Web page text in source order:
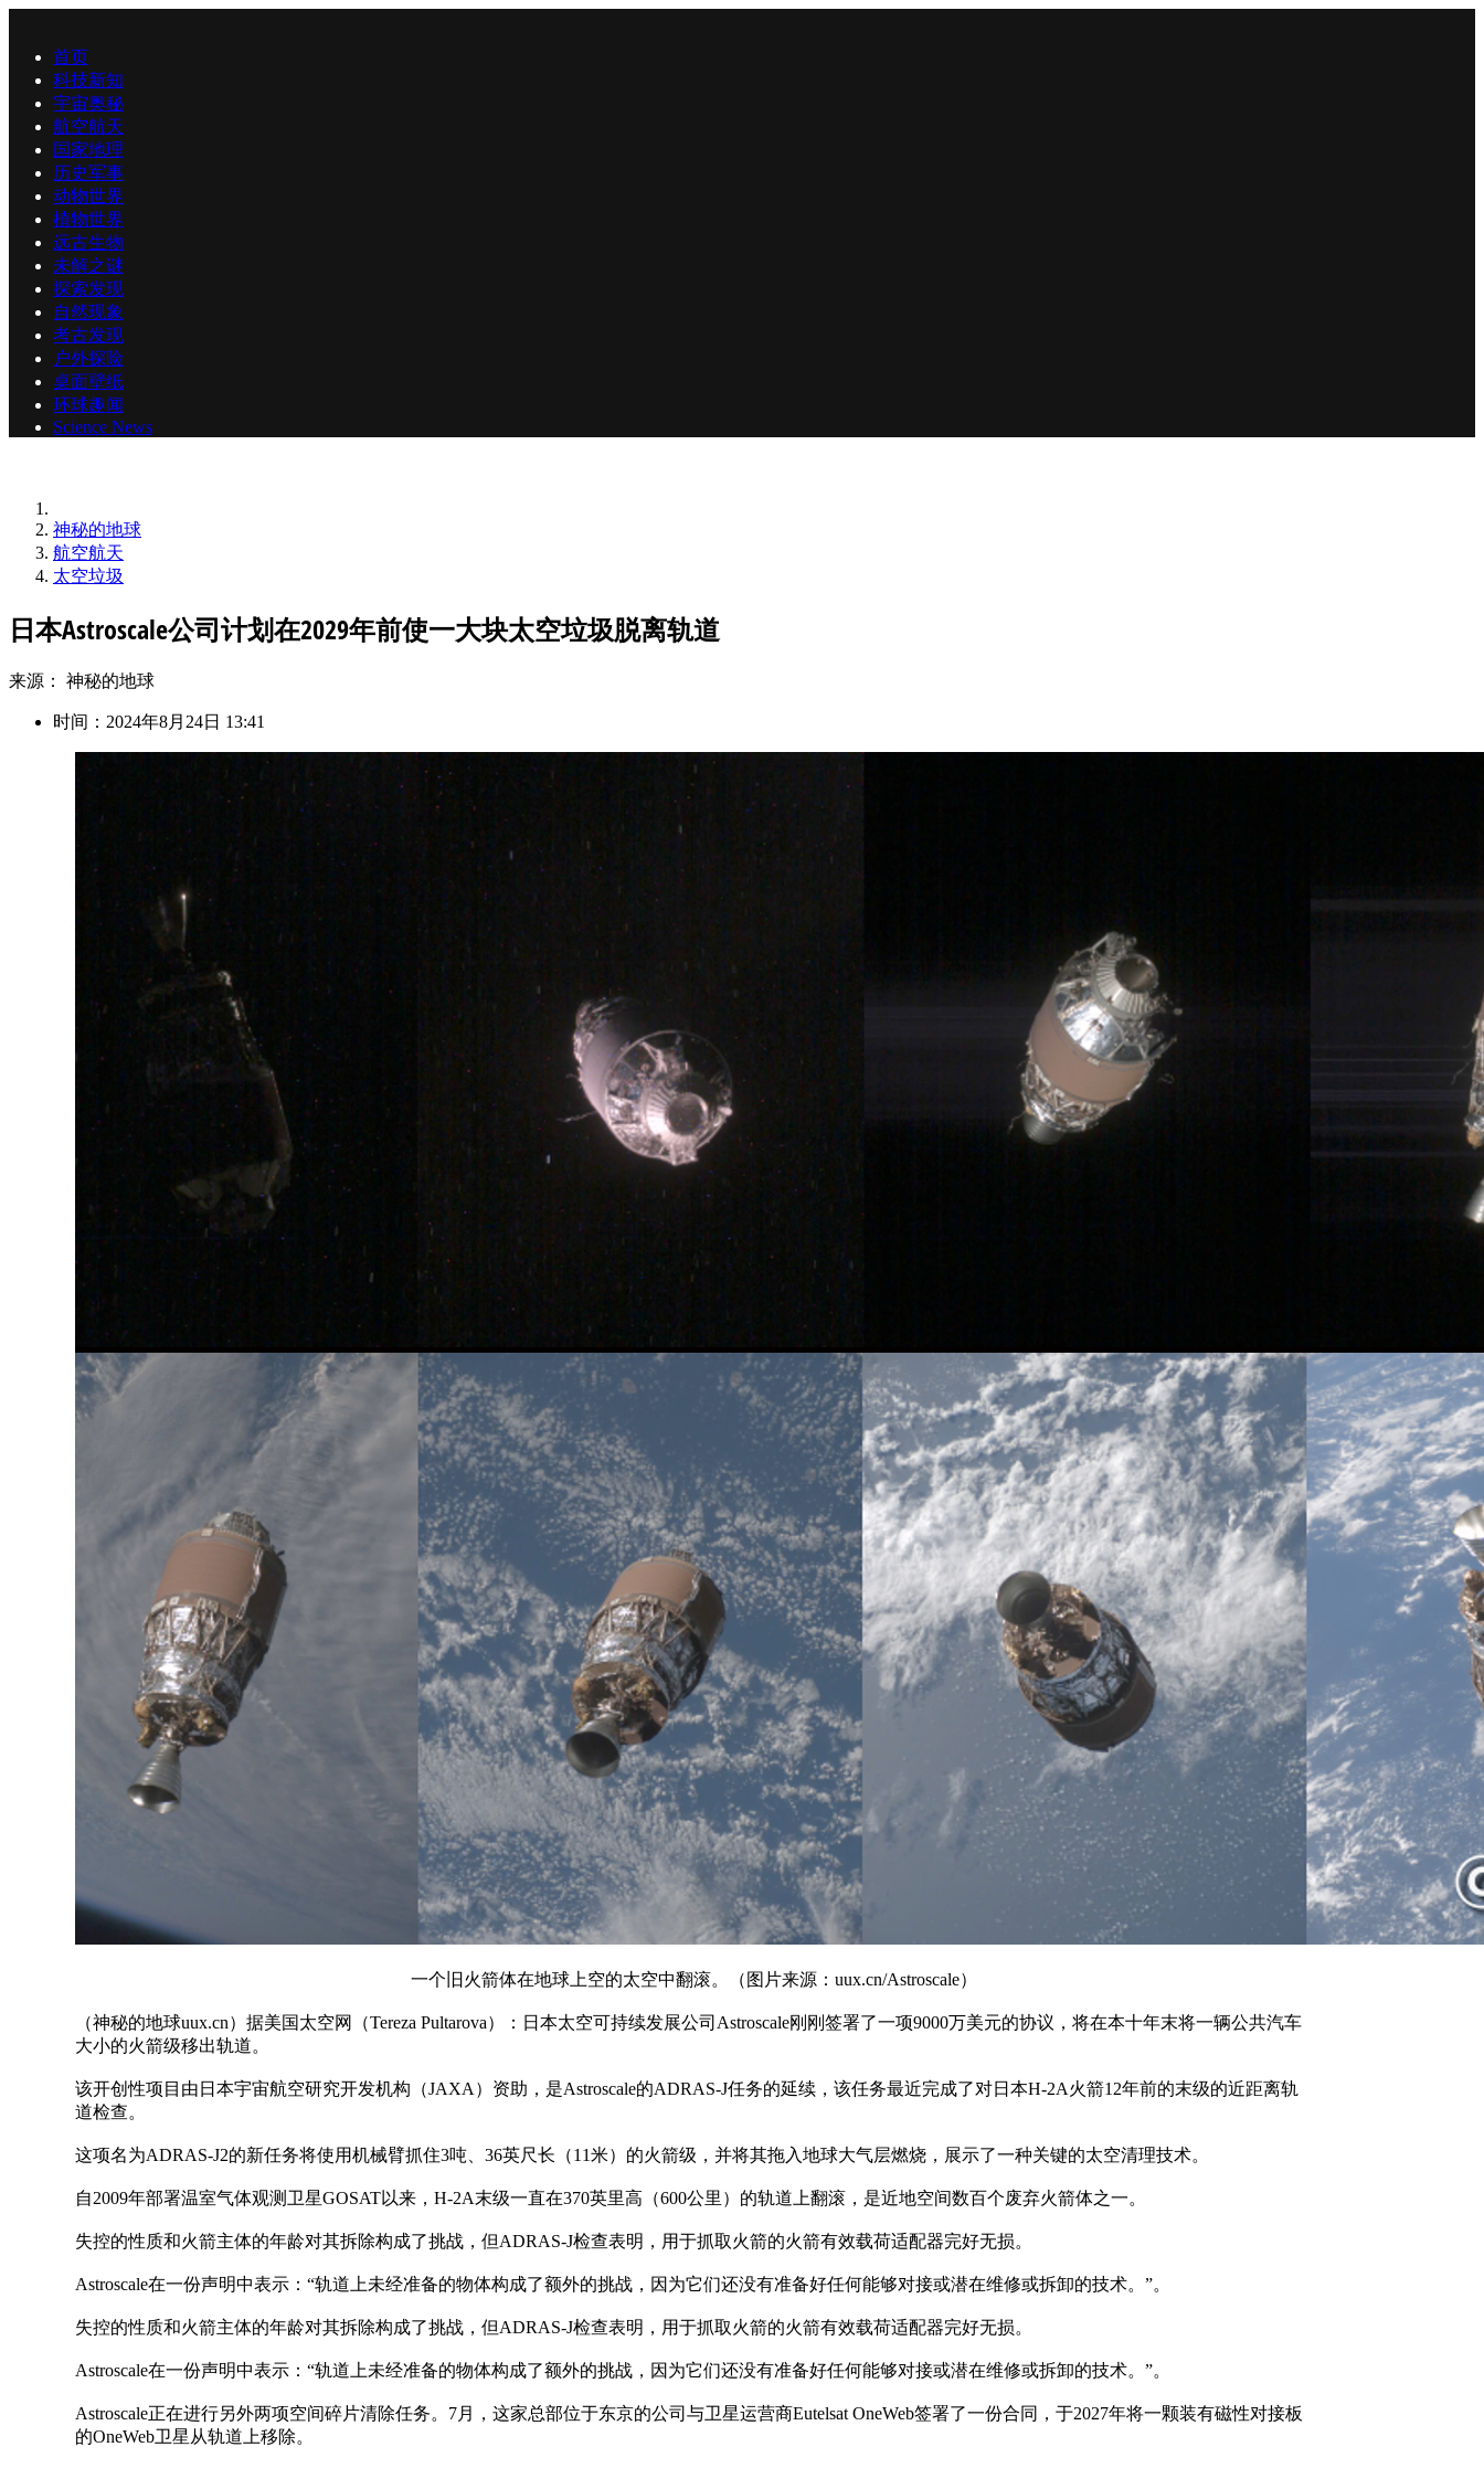
首页
科技新知
宇宙奥秘
航空航天
国家地理
历史军事
动物世界
植物世界
远古生物
未解之谜
探索发现
自然现象
考古发现
户外探险
桌面壁纸
环球趣闻
Science News
神秘的地球
航空航天
太空垃圾
日本Astroscale公司计划在2029年前使一大块太空垃圾脱离轨道
来源： 神秘的地球
时间：2024年8月24日 13:41
一个旧火箭体在地球上空的太空中翻滚。（图片来源：uux.cn/Astroscale）
（神秘的地球uux.cn）据美国太空网（Tereza Pultarova）：日本太空可持续发展公司Astroscale刚刚签署了一项9000万美元的协议，将在本十年末将一辆公共汽车
大小的火箭级移出轨道。
该开创性项目由日本宇宙航空研究开发机构（JAXA）资助，是Astroscale的ADRAS-J任务的延续，该任务最近完成了对日本H-2A火箭12年前的末级的近距离轨
道检查。
这项名为ADRAS-J2的新任务将使用机械臂抓住3吨、36英尺长（11米）的火箭级，并将其拖入地球大气层燃烧，展示了一种关键的太空清理技术。
自2009年部署温室气体观测卫星GOSAT以来，H-2A末级一直在370英里高（600公里）的轨道上翻滚，是近地空间数百个废弃火箭体之一。
失控的性质和火箭主体的年龄对其拆除构成了挑战，但ADRAS-J检查表明，用于抓取火箭的火箭有效载荷适配器完好无损。
Astroscale在一份声明中表示：“轨道上未经准备的物体构成了额外的挑战，因为它们还没有准备好任何能够对接或潜在维修或拆卸的技术。”。
失控的性质和火箭主体的年龄对其拆除构成了挑战，但ADRAS-J检查表明，用于抓取火箭的火箭有效载荷适配器完好无损。
Astroscale在一份声明中表示：“轨道上未经准备的物体构成了额外的挑战，因为它们还没有准备好任何能够对接或潜在维修或拆卸的技术。”。
Astroscale正在进行另外两项空间碎片清除任务。7月，这家总部位于东京的公司与卫星运营商Eutelsat OneWeb签署了一份合同，于2027年将一颗装有磁性对接板
的OneWeb卫星从轨道上移除。